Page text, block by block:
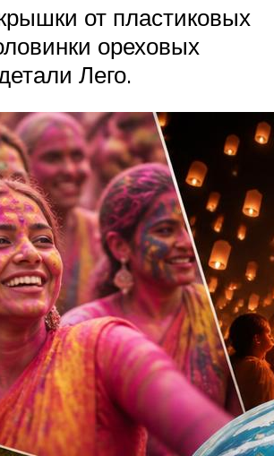
от пластиковых
ореховых
Лего.